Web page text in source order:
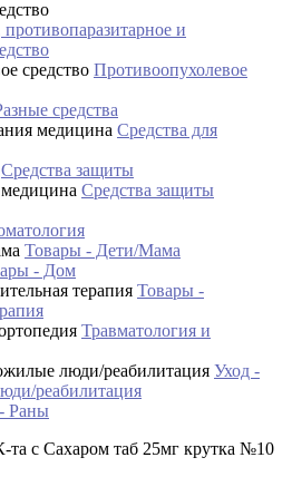
и
Противоопухолевое
средства
Средства для
Средства защиты
Средства защиты
Товары - Дети/Мама
- Дом
Товары -
Травматология и
Уход -
реабилитация
Раны